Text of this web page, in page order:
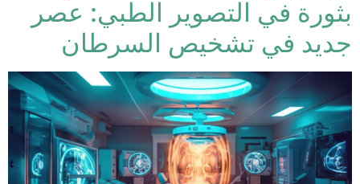
بثورة في التصوير الطبي: عصر
جديد في تشخيص السرطان